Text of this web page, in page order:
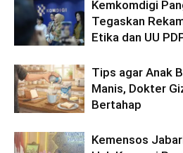
Kemkomdigi
Tegaskan
Etika dan UU
Tips agar Anak
Manis, Dokter
Bertahap
Kemensos